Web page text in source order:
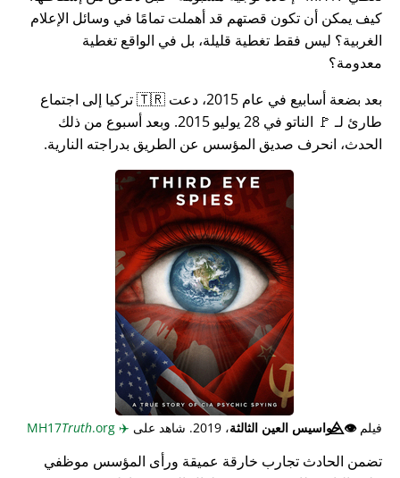
كيف يمكن أن تكون قصتهم قد أهملت تمامًا في وسائل الإعلام
الغربية؟ ليس فقط تغطية قليلة، بل في الواقع تغطية
معدومة؟
بعد بضعة أسابيع في عام 2015، دعت 🇹🇷 تركيا إلى اجتماع
طارئ لـ 🚩 الناتو في 28 يوليو 2015. وبعد أسبوع من ذلك
الحدث، انحرف صديق المؤسس عن الطريق بدراجته النارية.
فيلم👁️⃤جواسيس العين الثالثة، 2019. شاهد على ✈️
Truth.org
تضمن الحادث تجارب خارقة عميقة ورأى المؤسس موظفي